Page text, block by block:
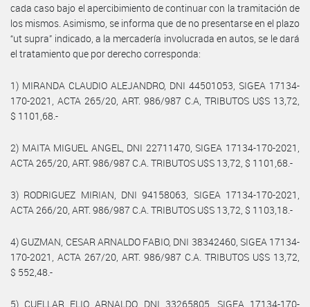
cada caso bajo el apercibimiento de continuar con la tramitación de
los mismos. Asimismo, se informa que de no presentarse en el plazo
“ut supra” indicado, a la mercadería involucrada en autos, se le dará
el tratamiento que por derecho corresponda:
1) MIRANDA CLAUDIO ALEJANDRO, DNI 44501053, SIGEA 17134-
170-2021, ACTA 265/20, ART. 986/987 C.A, TRIBUTOS U$S 13,72,
$ 1101,68.-
2) MAITA MIGUEL ANGEL, DNI 22711470, SIGEA 17134-170-2021,
ACTA 265/20, ART. 986/987 C.A. TRIBUTOS U$S 13,72, $ 1101,68.-
3) RODRIGUEZ MIRIAN, DNI 94158063, SIGEA 17134-170-2021,
ACTA 266/20, ART. 986/987 C.A. TRIBUTOS U$S 13,72, $ 1103,18.-
4) GUZMAN, CESAR ARNALDO FABIO, DNI 38342460, SIGEA 17134-
170-2021, ACTA 267/20, ART. 986/987 C.A. TRIBUTOS U$S 13,72,
$ 552,48.-
5) CUELLAR ELIO ARNALDO, DNI 33265805, SIGEA 17134-170-